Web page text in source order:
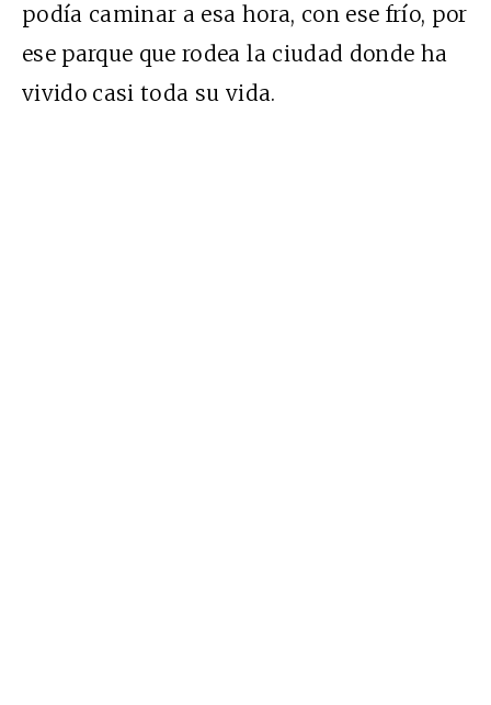
podía caminar a esa hora, con ese frío, por
ese parque que rodea la ciudad donde ha
vivido casi toda su vida.